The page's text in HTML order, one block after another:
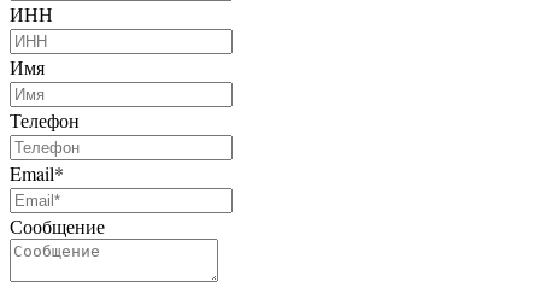
ИНН
Имя
Телефон
Email*
Сообщение